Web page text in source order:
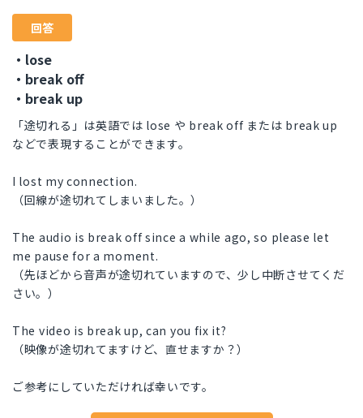
回答
・lose
・break off
・break up
「途切れる」は英語では lose や break off または break up
などで表現することができます。
I lost my connection.
（回線が途切れてしまいました。）
The audio is break off since a while ago, so please let
me pause for a moment.
（先ほどから音声が途切れていますので、少し中断させてくだ
さい。）
The video is break up, can you fix it?
（映像が途切れてますけど、直せますか？）
ご参考にしていただければ幸いです。